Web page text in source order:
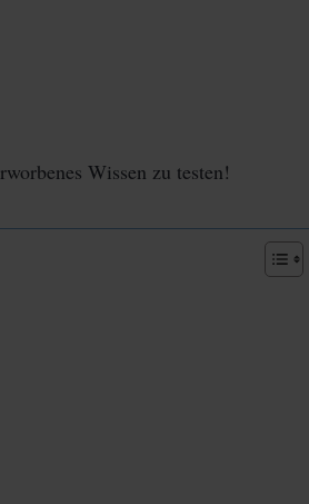
Wissen zu testen!